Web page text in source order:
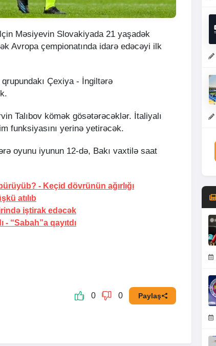
Məsiyevin Slovakiyada 21 yaşadək
Avropa çempionatında idarə edəcəyi ilk
Çexiya - İngiltərə
Talıbov kömək gösətərəcəklər. İtaliyalı
funksiyasını yerinə yetirəcək.
oyunu iyunun 12-də, Bakı vaxtilə saat
- Keçid dövrünün ağırlığı
atılıb
iştirak edəcək
- “Sabah”a qayıtdı
0 0 Paylaş